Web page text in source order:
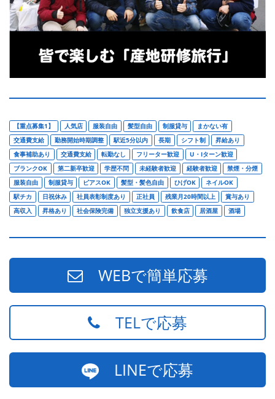
【重点募集1】 人気店 服装自由 髪型自由 制服貸与
まかない有
交通費支給
勤務開始時期調整 駅近5分以内 長期 シフト制
昇給あり
食事補助あり
交通費支給 転勤なし フリーター歓迎
U・Iターン歓迎
ブランクOK
第二新卒歓迎 学歴不問 未経験者歓迎 経験者歓迎
禁煙・分煙
服装自由
制服貸与 ピアスOK 髪型・髪色自由 ひげOK
ネイルOK
駅チカ
日祝休み 社員表彰制度あり 正社員 残業月20時間以上
賞与あり
高収入
昇格あり 社会保険完備 独立支援あり 飲食店 居酒屋 酒場
WEBで簡単応募
TELで応募
LINEで応募